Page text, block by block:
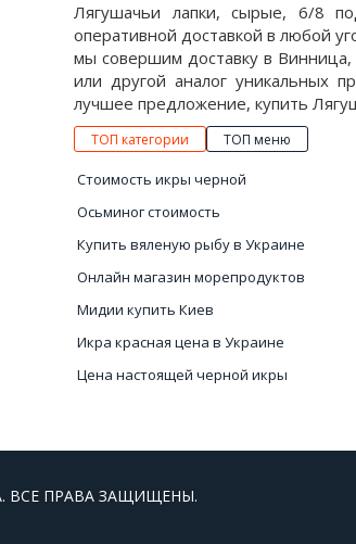
Лягушачьи лапки, сырые, 6/8
оперативной доставкой в любой
мы совершим доставку в
или другой аналог уникальных
лучшее предложение, купить
ТОП категории ТОП меню
Стоимость икры черной
Осьминог стоимость
Купить вяленую рыбу в Украине
Онлайн магазин морепродуктов
Мидии купить Киев
Икра красная цена в Украине
Цена настоящей черной икры
ВСЕ ПРАВА ЗАЩИЩЕНЫ.